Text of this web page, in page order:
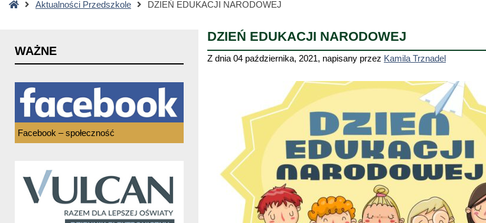
StronaAktualności Przedszkole DZIEŃ EDUKACJI NARODOWEJ
DZIEŃ EDUKACJI NARODOWEJ
Z dnia 04 października, 2021, napisany przez Kamila Trznadel
WAŻNE
Facebook – społeczność